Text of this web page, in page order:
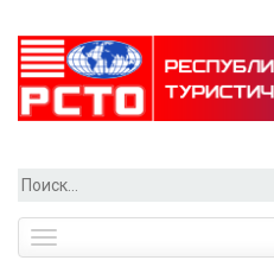
Найти: